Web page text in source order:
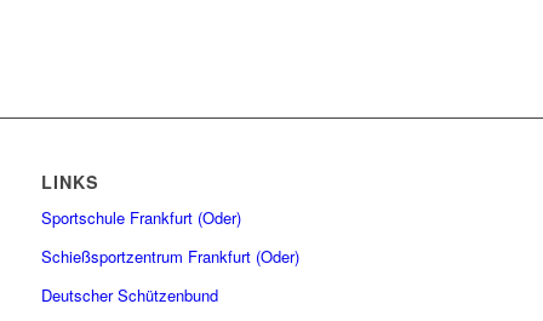
LINKS
Sportschule Frankfurt (Oder)
Schießsportzentrum Frankfurt (Oder)
Deutscher Schützenbund